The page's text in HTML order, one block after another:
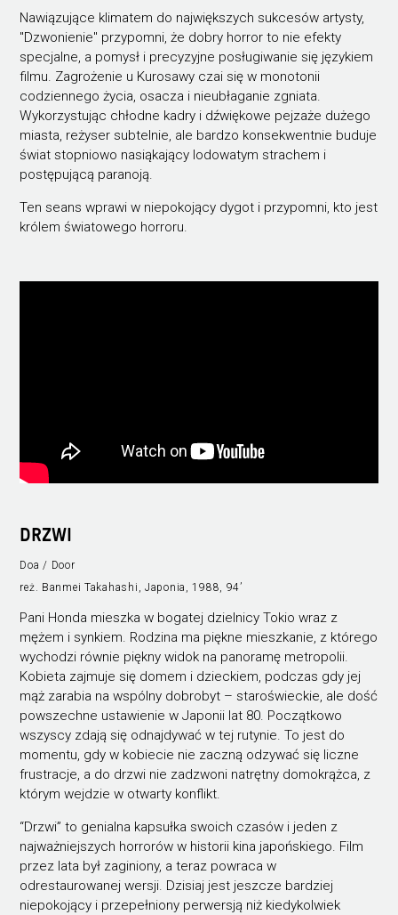
Nawiązujące klimatem do największych sukcesów artysty,
"Dzwonienie" przypomni, że dobry horror to nie efekty
specjalne, a pomysł i precyzyjne posługiwanie się językiem
filmu. Zagrożenie u Kurosawy czai się w monotonii
codziennego życia, osacza i nieubłaganie zgniata.
Wykorzystując chłodne kadry i dźwiękowe pejzaże dużego
miasta, reżyser subtelnie, ale bardzo konsekwentnie buduje
świat stopniowo nasiąkający lodowatym strachem i
postępującą paranoją.
Ten seans wprawi w niepokojący dygot i przypomni, kto jest
królem światowego horroru.
DRZWI
Doa / Door
reż. Banmei Takahashi, Japonia, 1988, 94’
Pani Honda mieszka w bogatej dzielnicy Tokio wraz z
mężem i synkiem. Rodzina ma piękne mieszkanie, z którego
wychodzi równie piękny widok na panoramę metropolii.
Kobieta zajmuje się domem i dzieckiem, podczas gdy jej
mąż zarabia na wspólny dobrobyt – staroświeckie, ale dość
powszechne ustawienie w Japonii lat 80. Początkowo
wszyscy zdają się odnajdywać w tej rutynie. To jest do
momentu, gdy w kobiecie nie zaczną odzywać się liczne
frustracje, a do drzwi nie zadzwoni natrętny domokrążca, z
którym wejdzie w otwarty konflikt.
“Drzwi” to genialna kapsułka swoich czasów i jeden z
najważniejszych horrorów w historii kina japońskiego. Film
przez lata był zaginiony, a teraz powraca w
odrestaurowanej wersji. Dzisiaj jest jeszcze bardziej
niepokojący i przepełniony perwersją niż kiedykolwiek